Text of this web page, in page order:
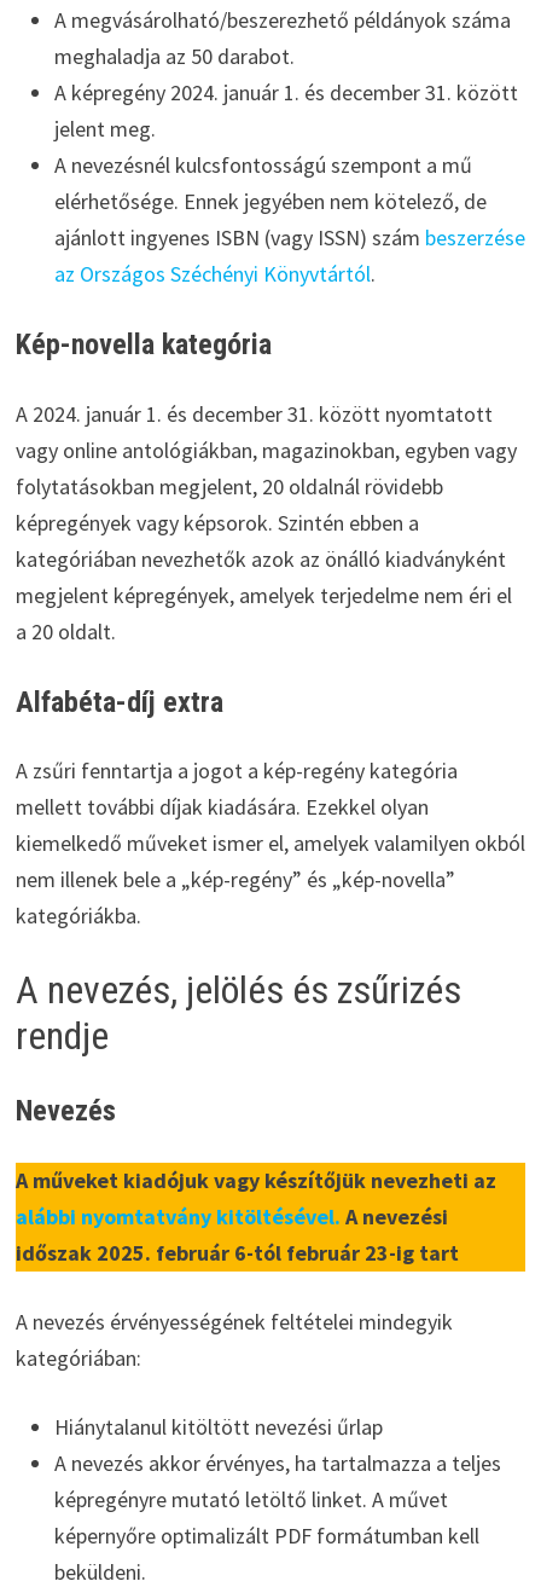
A megvásárolható/beszerezhető példányok száma
meghaladja az 50 darabot.
A képregény 2024. január 1. és december 31. között
jelent meg.
A nevezésnél kulcsfontosságú szempont a mű
elérhetősége. Ennek jegyében nem kötelező, de
ajánlott ingyenes ISBN (vagy ISSN) szám beszerzése
az Országos Széchényi Könyvtártól.
Kép-novella kategória
A 2024. január 1. és december 31. között nyomtatott
vagy online antológiákban, magazinokban, egyben vagy
folytatásokban megjelent, 20 oldalnál rövidebb
képregények vagy képsorok. Szintén ebben a
kategóriában nevezhetők azok az önálló kiadványként
megjelent képregények, amelyek terjedelme nem éri el
a 20 oldalt.
Alfabéta-díj extra
A zsűri fenntartja a jogot a kép-regény kategória
mellett további díjak kiadására. Ezekkel olyan
kiemelkedő műveket ismer el, amelyek valamilyen okból
nem illenek bele a „kép-regény” és „kép-novella”
kategóriákba.
A nevezés, jelölés és zsűrizés
rendje
Nevezés
A műveket kiadójuk vagy készítőjük nevezheti az
alábbi nyomtatvány kitöltésével. A nevezési
időszak 2025. február 6-tól február 23-ig tart
A nevezés érvényességének feltételei mindegyik
kategóriában:
Hiánytalanul kitöltött nevezési űrlap
A nevezés akkor érvényes, ha tartalmazza a teljes
képregényre mutató letöltő linket. A művet
képernyőre optimalizált PDF formátumban kell
beküldeni.